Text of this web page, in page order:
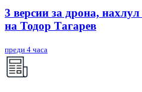
3 версии за дрона,
на Тодор Тагарев
преди 4 часа